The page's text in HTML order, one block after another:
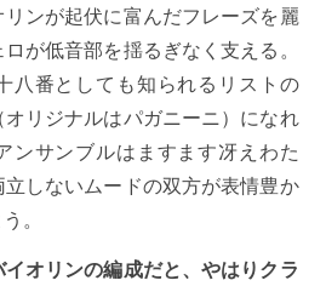
ンが起伏に富んだフレーズを麗
が低音部を揺るぎなく支える。
八番としても知られるリストの
オリジナルはパガニーニ）になれ
ンサンブルはますます冴えわた
しないムードの双方が表情豊か
。
オリンの編成だと、やはりクラ